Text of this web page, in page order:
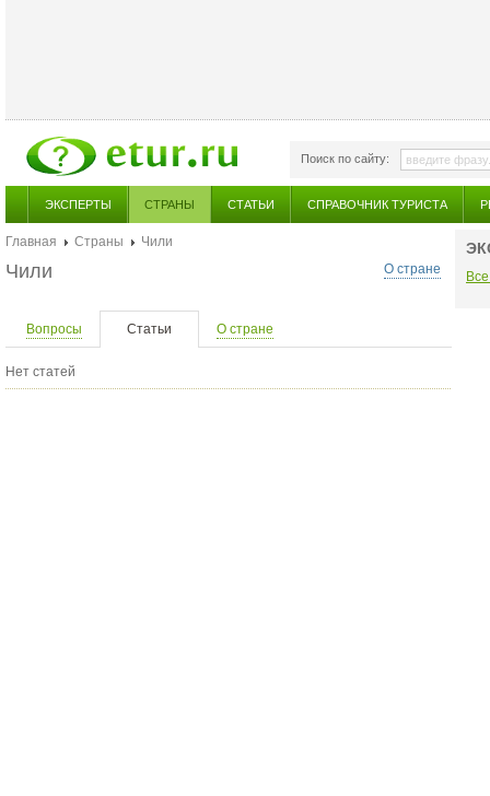
Поиск по сайту:
ЭКСПЕРТЫ СТРАНЫ СТАТЬИ СПРАВОЧНИК ТУРИСТА
Главная Страны
Чили
О стране
Чили
Вопросы Статьи О стране
Нет статей